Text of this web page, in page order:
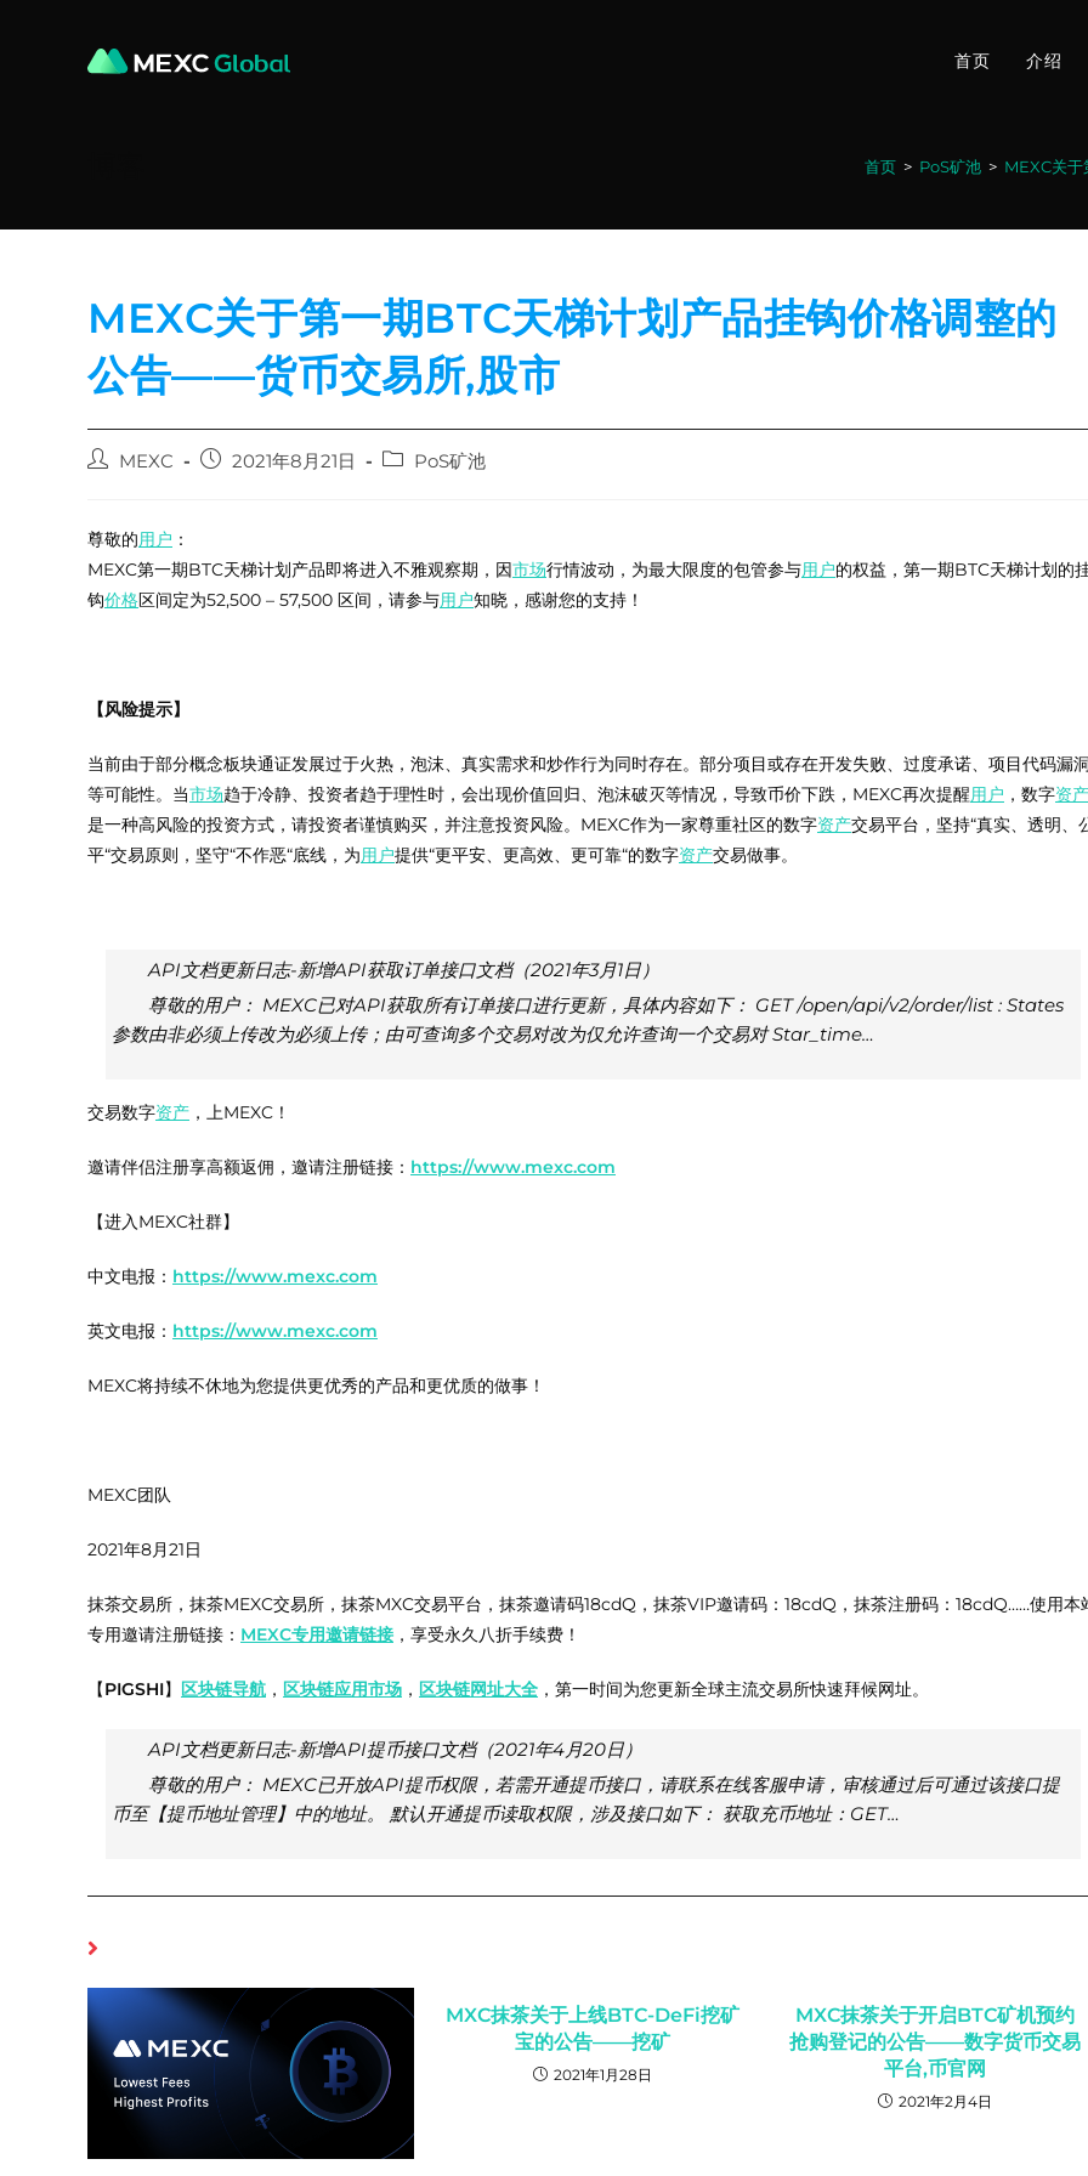
首页 介绍
首页 > PoS矿池 > MEXC关
MEXC关于第一期BTC天梯计划产品挂钩价格调整的
公告——货币交易所,股市
PostMEXC
Post2021年8月21日
PostPoS矿池
尊敬的用户 ：
MEXC第一期BTC天梯计划产品即将进入不雅观察期，因市场行情波动，为最大限度的包管参与用户的权益，第一期BTC天梯计划的
钩价格区间定为52,500 – 57,500 区间，请参与用户知晓，感谢您的支持！
【风险提示】
当前由于部分概念板块通证发展过于火热，泡沫、真实需求和炒作行为同时存在。部分项目或存在开发失败、过度承诺、项目代码漏
等可能性。当市场趋于冷静、投资者趋于理性时，会出现价值回归、泡沫破灭等情况，导致币价下跌，MEXC再次提醒用户 ，数字资产
是一种高风险的投资方式，请投资者谨慎购买，并注意投资风险。MEXC作为一家尊重社区的数字资产交易平台，坚持“真实、透明、
平“交易原则，坚守“不作恶“底线，为用户提供“更平安、更高效、更可靠“的数字资产交易做事。
API文档更新日志-新增API获取订单接口文档（2021年3月1日）
尊敬的用户： MEXC已对API获取所有订单接口进行更新，具体内容如下： GET /open/api/v2/order/list : States
参数由非必须上传改为必须上传；由可查询多个交易对改为仅允许查询一个交易对 Star_time…
交易数字资产 ，上MEXC！
邀请伴侣注册享高额返佣，邀请注册链接： https://www.mexc.com
【进入MEXC社群】
中文电报： https://www.mexc.com
英文电报： https://www.mexc.com
MEXC将持续不休地为您提供更优秀的产品和更优质的做事！
MEXC团队
2021年8月21日
抹茶交易所，抹茶MEXC交易所，抹茶MXC交易平台，抹茶邀请码18cdQ，抹茶VIP邀请码：18cdQ，抹茶注册码：18cdQ……使用本
专用邀请注册链接： MEXC专用邀请链接 ，享受永久八折手续费！
【PIGSHI】 区块链导航 ， 区块链应用市场 ， 区块链网址大全 ，第一时间为您更新全球主流交易所快速拜候网址。
API文档更新日志-新增API提币接口文档（2021年4月20日）
尊敬的用户： MEXC已开放API提币权限，若需开通提币接口，请联系在线客服申请，审核通过后可通过该接口提
币至【提币地址管理】中的地址。 默认开通提币读取权限，涉及接口如下： 获取充币地址：GET…
MXC抹茶关于上线BTC-DeFi挖矿
宝的公告——挖矿
2021年1月28日
MXC抹茶关于开启BTC矿机预约
抢购登记的公告——数字货币交易
平台,币官网
2021年2月4日